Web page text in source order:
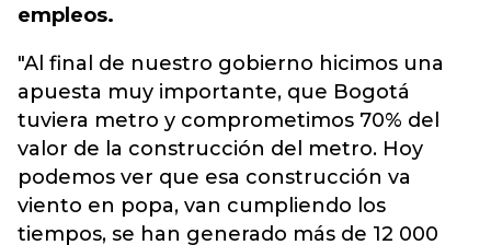
empleos.
"Al final de nuestro gobierno hicimos una
apuesta muy importante, que Bogotá
tuviera metro y comprometimos 70% del
valor de la construcción del metro. Hoy
podemos ver que esa construcción va
viento en popa, van cumpliendo los
tiempos, se han generado más de 12 000